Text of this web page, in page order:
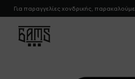
Για παραγγελίες χονδρικής, παρακαλούμε